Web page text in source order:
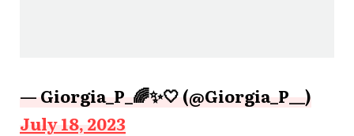
— Giorgia_P_🌈✨🤍 (@Giorgia_P__)
July 18, 2023